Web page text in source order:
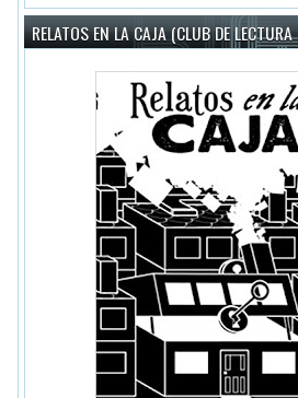
RELATOS EN LA CAJA (CLUB DE